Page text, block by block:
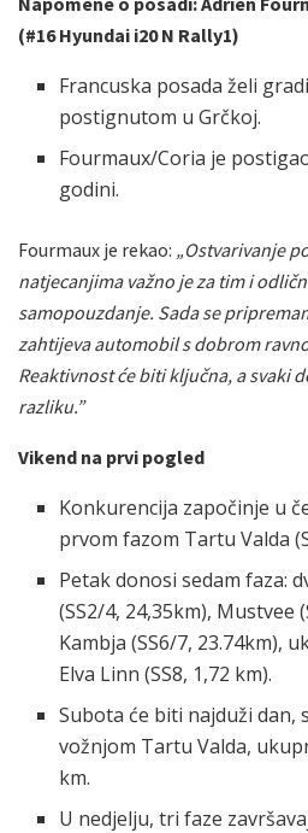
(#16 Hyundai i20 N Rally1)
Francuska posada želi
postignutom u Grčkoj.
Fourmaux/Coria je
godini.
Fourmaux je rekao: „Ostvarivanje
natjecanjima važno je za tim i
samopouzdanje. Sada se
zahtijeva automobil s dobrom
Reaktivnost će biti ključna, a svaki
razliku.”
Vikend na prvi pogled
Konkurencija započinje u
prvom fazom Tartu Valda
Petak donosi sedam faza:
(SS2/4, 24,35km), Mustvee
Kambja (SS6/7, 23.74km),
Elva Linn (SS8, 1,72 km).
Subota će biti najduži dan,
vožnjom Tartu Valda,
km.
U nedjelju, tri faze